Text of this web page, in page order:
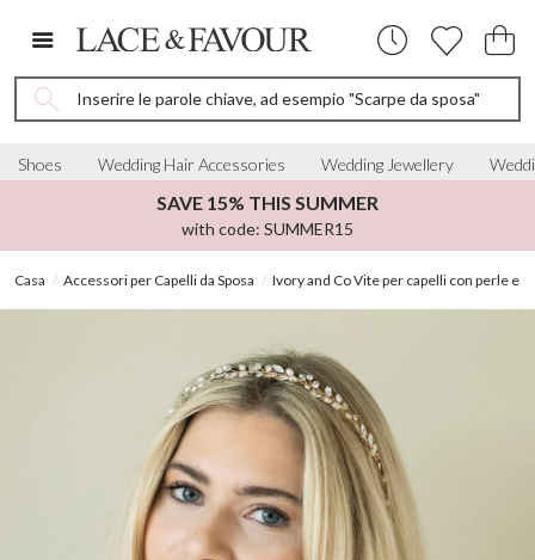
Inserire le parole chiave, ad esempio "Scarpe da sposa"
Shoes Wedding Hair Accessories Wedding Jewellery
SAVE 15% THIS SUMMER
with code: SUMMER15
Casa Accessori per Capelli da Sposa Ivory and Co Vite per capelli con perle e